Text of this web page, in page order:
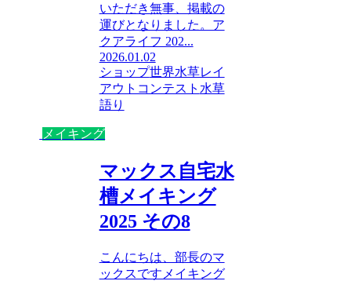
いただき無事、掲載の
運びとなりました。ア
クアライフ 202...
2026.01.02
ショップ世界水草レイ
アウトコンテスト 水草
語り
メイキング
マックス自宅水
槽メイキング
2025 その8
こんにちは、部長のマ
ックスですメイキング